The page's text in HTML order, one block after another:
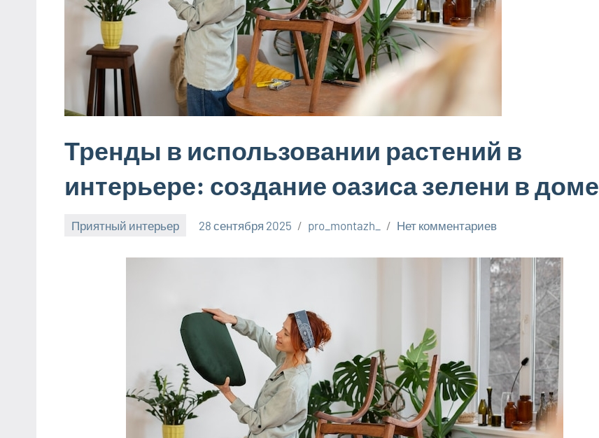
Тренды в использовании растений в
интерьере: создание оазиса зелени в доме
Приятный интерьер 28 сентября 2025 pro_montazh_ Нет комментариев